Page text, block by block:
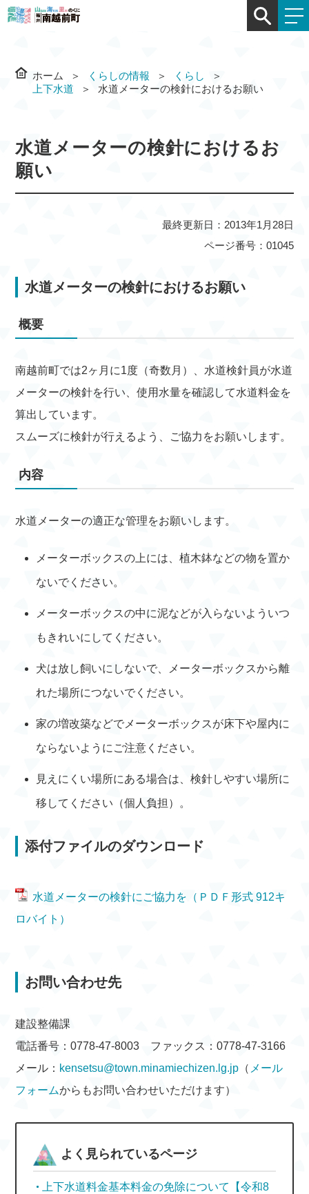
ホーム くらしの情報
くらし
上下水道
水道メーターの検針におけるお願い
水道メーターの検針におけるお
願い
最終更新日：2013年1月28日
ページ番号：01045
水道メーターの検針におけるお願い
概要
南越前町では2ヶ月に1度（奇数月）、水道検針員が水道
メーターの検針を行い、使用水量を確認して水道料金を
算出しています。
スムーズに検針が行えるよう、ご協力をお願いします。
内容
水道メーターの適正な管理をお願いします。
メーターボックスの上には、植木鉢などの物を置か
ないでください。
メーターボックスの中に泥などが入らないよういつ
もきれいにしてください。
犬は放し飼いにしないで、メーターボックスから離
れた場所につないでください。
家の増改築などでメーターボックスが床下や屋内に
ならないようにご注意ください。
見えにくい場所にある場合は、検針しやすい場所に
移してください（個人負担）。
添付ファイルのダウンロード
水道メーターの検針にご協力を（ＰＤＦ形式 912キ
ロバイト）
お問い合わせ先
建設整備課
電話番号：0778-47-8003 ファックス：0778-47-3166
メール： kensetsu@town.minamiechizen.lg.jp （ メール
フォームからもお問い合わせいただけます）
よく見られているページ
上下水道料金基本料金の免除について【令和8